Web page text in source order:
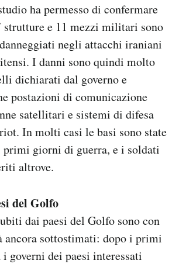
ha permesso di confermare
strutture e 11 mezzi militari sono
negli attacchi iraniani
I danni sono quindi molto
dichiarati dal governo e
postazioni di comunicazione
satellitari e sistemi di difesa
In molti casi le basi sono state
primi giorni di guerra, e i soldati
altrove.
del Golfo
dai paesi del Golfo sono con
ancora sottostimati: dopo i primi
governi dei paesi interessati